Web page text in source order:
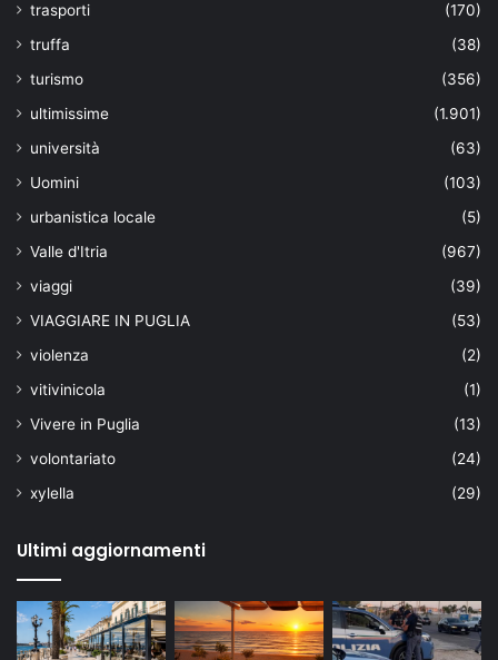
trasporti
(170)
truffa
(38)
turismo
(356)
ultimissime
(1.901)
università
(63)
Uomini
(103)
urbanistica locale
(5)
Valle d'Itria
(967)
viaggi
(39)
VIAGGIARE IN PUGLIA
(53)
violenza
(2)
vitivinicola
(1)
Vivere in Puglia
(13)
volontariato
(24)
xylella
(29)
Ultimi aggiornamenti